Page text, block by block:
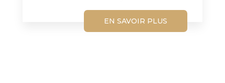
EN SAVOIR PLUS